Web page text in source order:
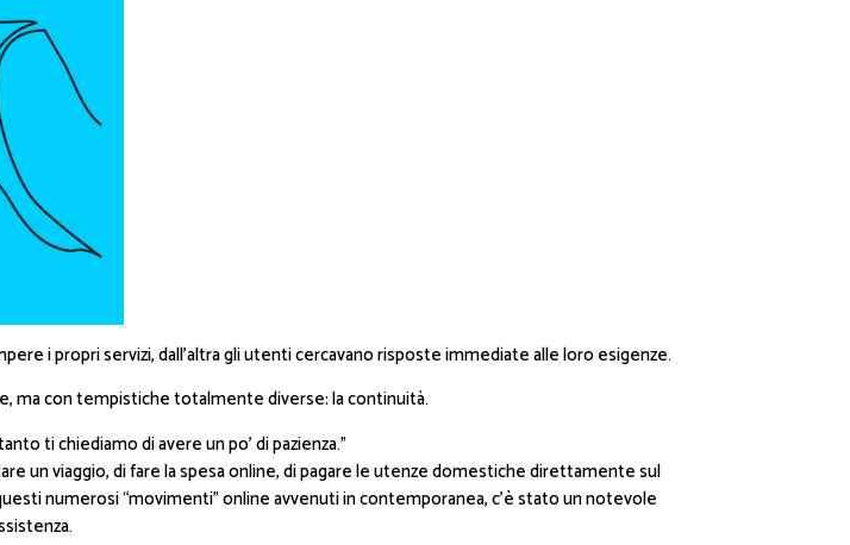
i propri servizi, dall’altra gli utenti cercavano risposte immediate alle loro esigenze.
ma con tempistiche totalmente diverse: la continuità.
ti chiediamo di avere un po’ di pazienza.”
un viaggio, di fare la spesa online, di pagare le utenze domestiche direttamente sul
numerosi “movimenti” online avvenuti in contemporanea, c’è stato un notevole